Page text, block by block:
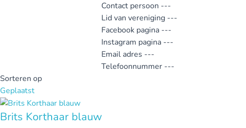
Contact persoon ---
Lid van vereniging ---
Facebook pagina ---
Instagram pagina ---
Email adres ---
Telefoonnummer ---
Sorteren op
Geplaatst
Brits Korthaar blauw